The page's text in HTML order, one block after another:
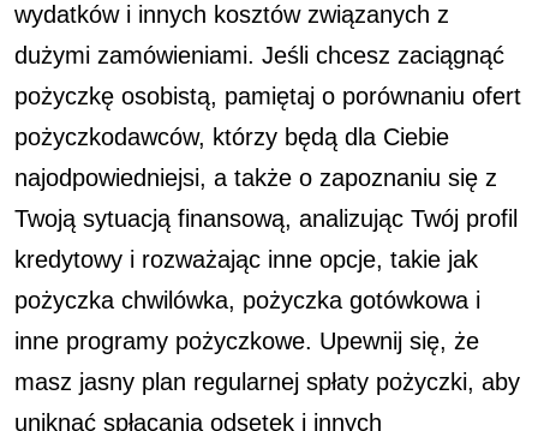
wydatków i innych kosztów związanych z
dużymi zamówieniami. Jeśli chcesz zaciągnąć
pożyczkę osobistą, pamiętaj o porównaniu ofert
pożyczkodawców, którzy będą dla Ciebie
najodpowiedniejsi, a także o zapoznaniu się z
Twoją sytuacją finansową, analizując Twój profil
kredytowy i rozważając inne opcje, takie jak
pożyczka chwilówka, pożyczka gotówkowa i
inne programy pożyczkowe. Upewnij się, że
masz jasny plan regularnej spłaty pożyczki, aby
uniknąć spłacania odsetek i innych